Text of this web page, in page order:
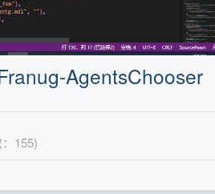
AgentsChooser
155)